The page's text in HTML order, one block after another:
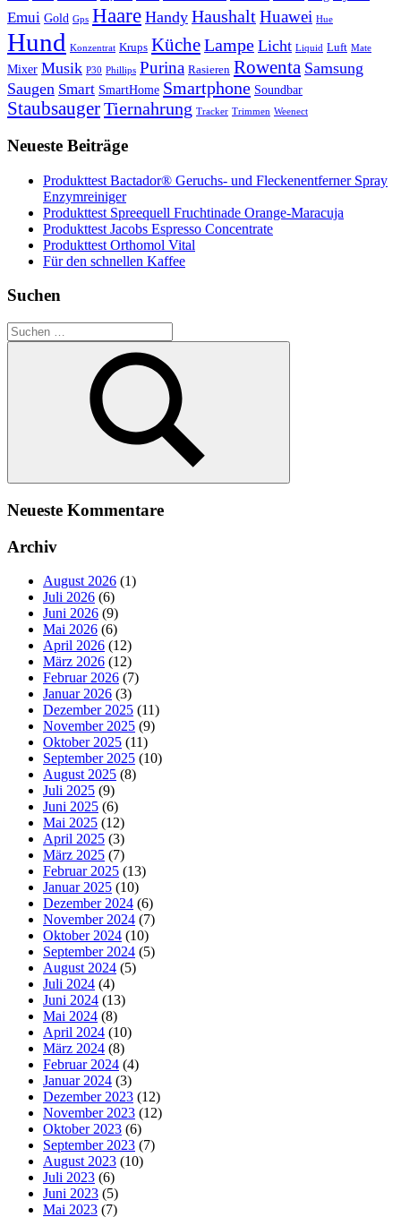
Emui Gold Gps Haare Handy HaushaltHuawei Hue
Hund Konzentrat Krups KücheLampe Licht Liquid Luft Mate
Mixer Musik P30 Phillips Purina Rasieren Rowenta Samsung
Saugen Smart SmartHome Smartphone Soundbar
StaubsaugerTiernahrung Tracker Trimmen Weenect
Neueste Beiträge
Produkttest Bactador® Geruchs- und Fleckenentferner Spray
Enzymreiniger
Produkttest Spreequell Fruchtinade Orange-Maracuja
Produkttest Jacobs Espresso Concentrate
Produkttest Orthomol Vital
Für den schnellen Kaffee
Suchen
Suchen
nach:
Suchen
Neueste Kommentare
Archiv
August 2026 (1)
Juli 2026 (6)
Juni 2026 (9)
Mai 2026 (6)
April 2026 (12)
März 2026 (12)
Februar 2026 (7)
Januar 2026 (3)
Dezember 2025 (11)
November 2025 (9)
Oktober 2025 (11)
September 2025 (10)
August 2025 (8)
Juli 2025 (9)
Juni 2025 (6)
Mai 2025 (12)
April 2025 (3)
März 2025 (7)
Februar 2025 (13)
Januar 2025 (10)
Dezember 2024 (6)
November 2024 (7)
Oktober 2024 (10)
September 2024 (5)
August 2024 (5)
Juli 2024 (4)
Juni 2024 (13)
Mai 2024 (8)
April 2024 (10)
März 2024 (8)
Februar 2024 (4)
Januar 2024 (3)
Dezember 2023 (12)
November 2023 (12)
Oktober 2023 (6)
September 2023 (7)
August 2023 (10)
Juli 2023 (6)
Juni 2023 (5)
Mai 2023 (7)